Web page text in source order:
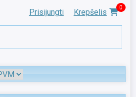
Prisijungti Krepšelis 0